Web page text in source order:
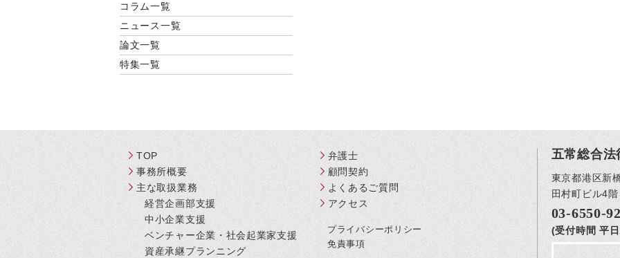
コラム一覧
ニュース一覧
論文一覧
特集一覧
TOP
事務所概要
主な取扱業務
経営企画部支援
中小企業支援
ベンチャー企業・社会起業家支援
資産承継プランニング
弁護士
顧問契約
よくあるご質問
アクセス
プライバシーポリシー
免責事項
五常総合法
東京都港区新
田村町ビル4階
03-6550-
(受付時間 平